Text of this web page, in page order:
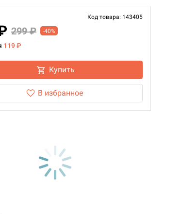
Код товара: 143405
299 ₽ -40%
119 ₽
Купить
В избранное